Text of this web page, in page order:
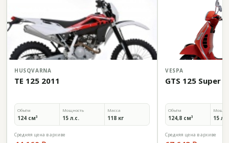
HUSQVARNA
TE 125 2011
Объём
124 см³
Мощность
15 л.с.
Масса
118 кг
Средняя цена в архиве
VESPA
GTS 125 Super
Объём
124,8 см³ 15
Средняя цена в архиве